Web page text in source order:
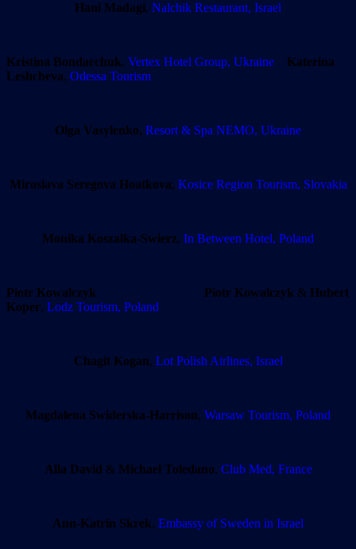
Hani Madagi, Nalchik Restaurant, Israel
Kristina Bondarchuk, Vertex Hotel Group, Ukraine
Katerina
Leshcheva, Odessa Tourism
Olga Vasylenko, Resort & Spa NEMO, Ukraine
Miroslava Seregova Hoatkova, Kosice Region Tourism, Slovakia
Monika Koszalka-Swierz, In Between Hotel, Poland
Piotr Kowalczyk Piotr Kowalczyk & Hubert
Koper, Lodz Tourism, Poland
Chagit Kogan, Lot Polish Airlines, Israel
Magdalena Swiderska-Harrison, Warsaw Tourism, Poland
Alla David & Michael Toledano, Club Med, France
Ann-Katrin Skrek, Embassy of Sweden in Israel